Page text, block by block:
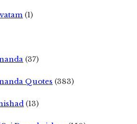
(1)
(37)
Quotes (383)
(13)